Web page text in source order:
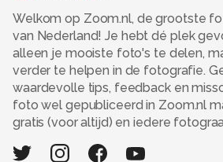
Welkom op Zoom.nl, de grootste
van Nederland! Je hebt dé plek
alleen je mooiste foto's te delen,
verder te helpen in de fotografie.
waardevolle tips, feedback en
foto wel gepubliceerd in Zoom.nl
gratis (voor altijd) en iedere